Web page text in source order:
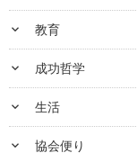
keyboard_arrow_down 教育
keyboard_arrow_down 成功哲学
keyboard_arrow_down 生活
keyboard_arrow_down 協会便り